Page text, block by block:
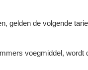
gelden de volgende
voegmiddel, wordt